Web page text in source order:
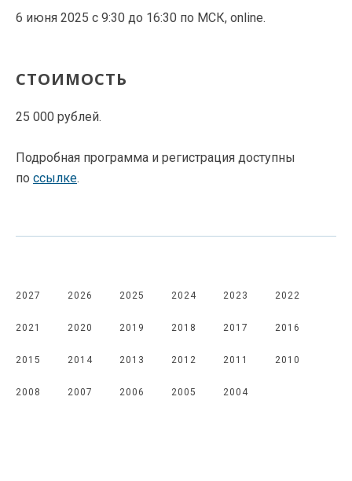
6 июня 2025 с 9:30 до 16:30 по МСК, online.
СТОИМОСТЬ
25 000 рублей.
Подробная программа и регистрация доступны
по ссылке.
2027 2026 2025 2024 2023 2022
2021 2020 2019 2018 2017 2016
2015 2014 2013 2012 2011 2010
2008 2007 2006 2005 2004